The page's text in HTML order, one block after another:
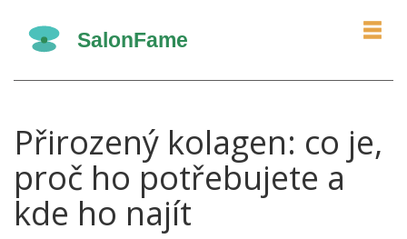
Přirozený kolagen: co je,
proč ho potřebujete a
kde ho najít